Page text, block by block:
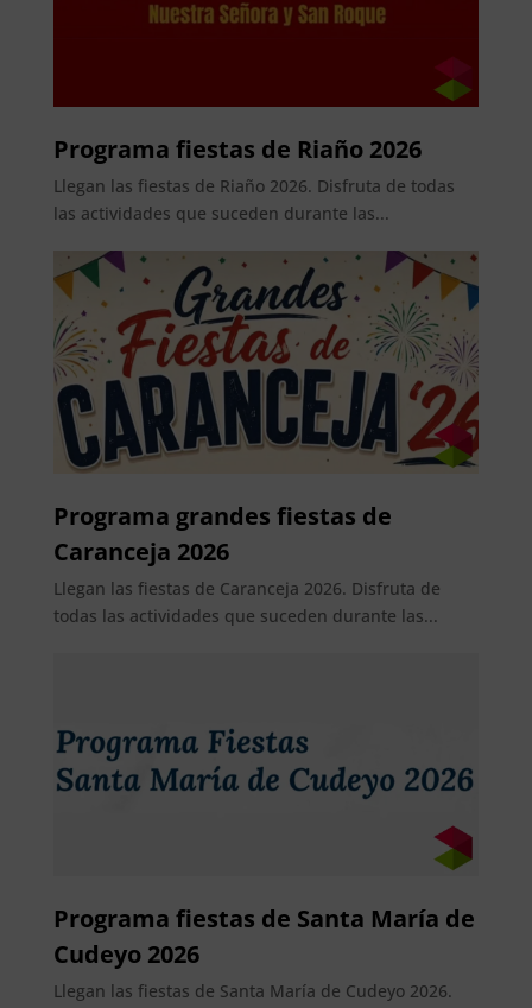
Programa fiestas de Riaño 2026
Llegan las fiestas de Riaño 2026. Disfruta de todas
las actividades que suceden durante las...
Programa grandes fiestas de
Caranceja 2026
Llegan las fiestas de Caranceja 2026. Disfruta de
todas las actividades que suceden durante las...
Programa fiestas de Santa María de
Cudeyo 2026
Llegan las fiestas de Santa María de Cudeyo 2026.